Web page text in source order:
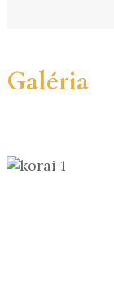
Galéria